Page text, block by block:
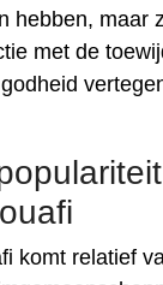
hebben, maar
met de
komt relatief